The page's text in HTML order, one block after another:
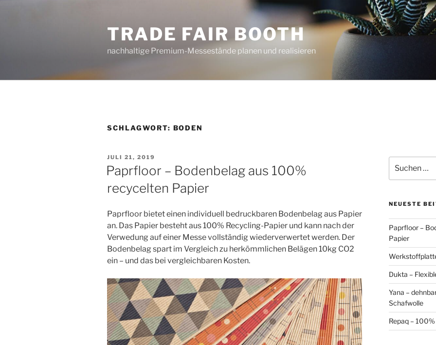
TRADE FAIR BOOTH
nachhaltige Premium-Messestände planen und realisieren
SCHLAGWORT: BODEN
VERÖFFENTLICHT
AM
JULI 21, 2019
Paprfloor – Bodenbelag aus 100%
recycelten Papier
Paprfloor bietet einen individuell bedruckbaren Bodenbelag aus Papier
an. Das Papier besteht aus 100% Recycling-Papier und kann nach der
Verwedung auf einer Messe vollständig wiederverwertet werden. Der
Bodenbelag spart im Vergleich zu herkömmlichen Belägen 10kg CO2
ein – und das bei vergleichbaren Kosten.
nach:
NEUESTE
Paprfloor –
Papier
Dukta –
Yana –
Schafwolle
Repaq –